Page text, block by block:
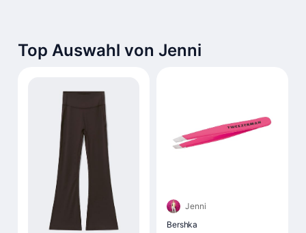
Top Auswahl von Jenni
Jenni
Bershka